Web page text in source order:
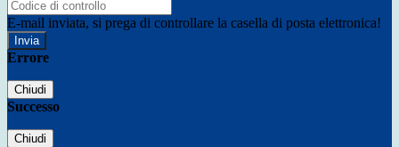
E-mail inviata, si prega di controllare la casella di posta elettronica!
Errore
Chiudi
Successo
Chiudi